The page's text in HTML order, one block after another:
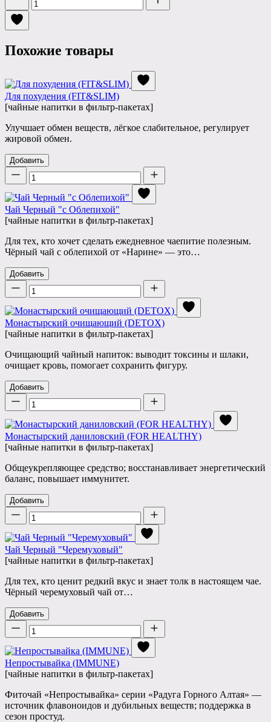
Похожие товары
Для похудения (FIT&SLIM)
[чайные напитки в фильтр-пакетах]
Улучшает обмен веществ, лёгкое слабительное, регулирует
жировой обмен.
Добавить
Количество
Чай Черный "с Облепихой"
[чайные напитки в фильтр-пакетах]
Для тех, кто хочет сделать ежедневное чаепитие полезным.
Чёрный чай с облепихой от «Нарине» — это…
Добавить
Количество
Монастырский очищающий (DETOX)
[чайные напитки в фильтр-пакетах]
Очищающий чайный напиток: выводит токсины и шлаки,
очищает кровь, помогает сохранить фигуру.
Добавить
Количество
Монастырский даниловский (FOR HEALTHY)
[чайные напитки в фильтр-пакетах]
Общеукрепляющее средство; восстанавливает энергетический
баланс, повышает иммунитет.
Добавить
Количество
Чай Черный "Черемуховый"
[чайные напитки в фильтр-пакетах]
Для тех, кто ценит редкий вкус и знает толк в настоящем чае.
Чёрный черемуховый чай от…
Добавить
Количество
Непростывайка (IMMUNE)
[чайные напитки в фильтр-пакетах]
Фиточай «Непростывайка» серии «Радуга Горного Алтая» —
источник флавоноидов и дубильных веществ; поддержка в
сезон простуд.